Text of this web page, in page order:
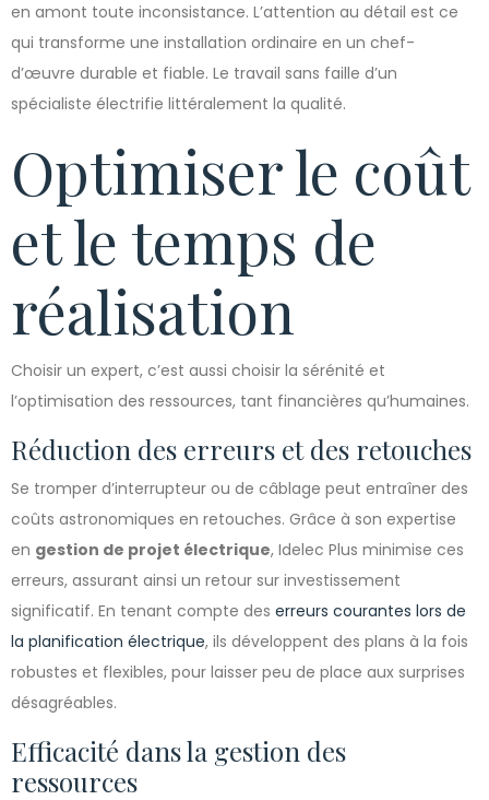
en amont toute inconsistance. L’attention au détail est ce
qui transforme une installation ordinaire en un chef-
d’œuvre durable et fiable. Le travail sans faille d’un
spécialiste électrifie littéralement la qualité.
Optimiser le coût
et le temps de
réalisation
Choisir un expert, c’est aussi choisir la sérénité et
l’optimisation des ressources, tant financières qu’humaines.
Réduction des erreurs et des retouches
Se tromper d’interrupteur ou de câblage peut entraîner des
coûts astronomiques en retouches. Grâce à son expertise
en gestion de projet électrique, Idelec Plus minimise ces
erreurs, assurant ainsi un retour sur investissement
significatif. En tenant compte des erreurs courantes lors de
la planification électrique, ils développent des plans à la fois
robustes et flexibles, pour laisser peu de place aux surprises
désagréables.
Efficacité dans la gestion des
ressources